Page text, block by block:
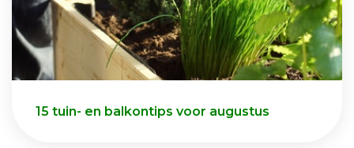
15 tuin- en balkontips voor augustus